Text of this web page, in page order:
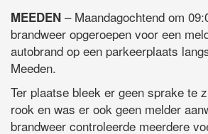
MEEDEN – Maandagochtend om
brandweer opgeroepen voor een
autobrand op een parkeerplaats
Meeden.
Ter plaatse bleek er geen sprake te
rook en was er ook geen melder
brandweer controleerde meerdere